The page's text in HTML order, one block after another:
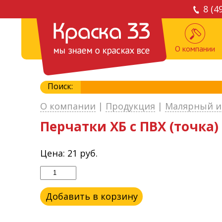
8
О компании
Поиск:
О компании | Продукция | Малярный
Перчатки ХБ с ПВХ
Цена: 21 руб.
Добавить в корзину